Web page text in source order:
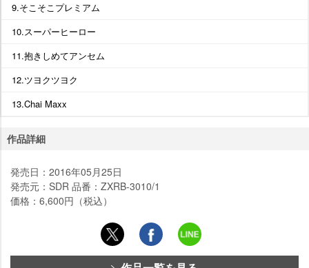
9.そこそこプレミアム
10.スーパーヒーロー
11.抱きしめてアンセム
12.ツヨクツヨク
13.Chai Maxx
作品詳細
発売日：2016年05月25日
発売元：SDR 品番：ZXRB-3010/1
価格：6,600円（税込）